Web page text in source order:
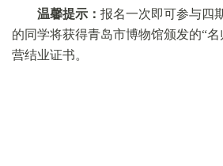
温馨提示： 报名一次即可参与四
的同学将获得青岛市博物馆颁发的“
营结业证书。